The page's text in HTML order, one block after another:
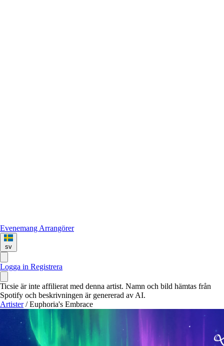
Evenemang Arrangörer
sv
Logga in Registrera
Ticsie är inte affilierat med denna artist. Namn och bild hämtas från
Spotify och beskrivningen är genererad av AI.
Artister / Euphoria's Embrace